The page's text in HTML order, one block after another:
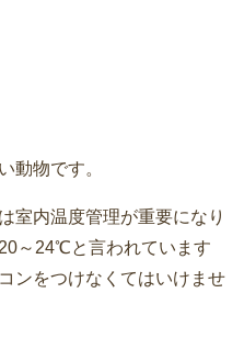
動物です。
室内温度管理が重要になり
～24℃と言われています
ンをつけなくてはいけませ